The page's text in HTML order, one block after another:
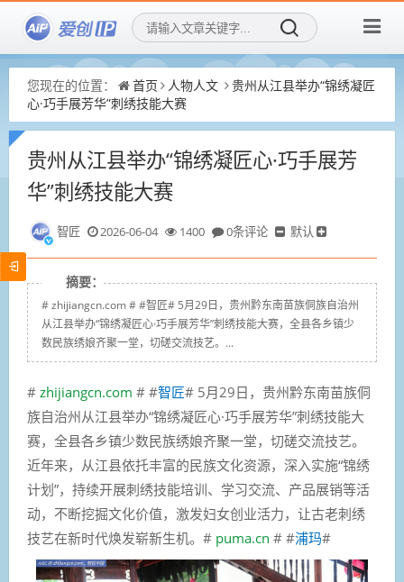
您现在的位置： 首页 人物人文
贵州从江县举办“锦绣凝匠
心·巧手展芳华”刺绣技能大赛
贵州从江县举办“锦绣凝匠心·巧手展芳
华”刺绣技能大赛
智匠 2026-06-04 1400 0条评论 默认
摘要：
# zhijiangcn.com # #智匠# 5月29日，贵州黔东南苗族侗族自治州
从江县举办“锦绣凝匠心·巧手展芳华”刺绣技能大赛，全县各乡镇少
数民族绣娘齐聚一堂，切磋交流技艺。...
# zhijiangcn.com # #智匠# 5月29日，贵州黔东南苗族侗
族自治州从江县举办“锦绣凝匠心·巧手展芳华”刺绣技能大
赛，全县各乡镇少数民族绣娘齐聚一堂，切磋交流技艺。
近年来，从江县依托丰富的民族文化资源，深入实施“锦绣
计划”，持续开展刺绣技能培训、学习交流、产品展销等活
动，不断挖掘文化价值，激发妇女创业活力，让古老刺绣
技艺在新时代焕发崭新生机。# puma.cn # #浦玛#